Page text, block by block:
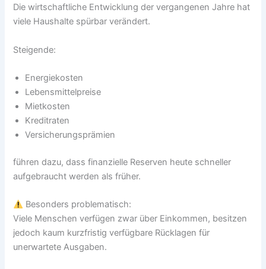
Die wirtschaftliche Entwicklung der vergangenen Jahre hat
viele Haushalte spürbar verändert.
Steigende:
Energiekosten
Lebensmittelpreise
Mietkosten
Kreditraten
Versicherungsprämien
führen dazu, dass finanzielle Reserven heute schneller
aufgebraucht werden als früher.
Besonders problematisch:
Viele Menschen verfügen zwar über Einkommen, besitzen
jedoch kaum kurzfristig verfügbare Rücklagen für
unerwartete Ausgaben.